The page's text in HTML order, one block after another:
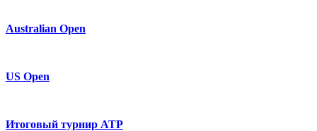
Australian Open
US Open
Итоговый турнир ATP